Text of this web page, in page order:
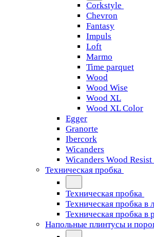
Corkstyle
Chevron
Fantasy
Impuls
Loft
Marmo
Time parquet
Wood
Wood Wise
Wood XL
Wood XL Color
Egger
Granorte
Ibercork
Wicanders
Wicanders Wood Resist
Техническая пробка
Техническая пробка
Техническая пробка в
Техническая пробка в
Напольные плинтусы и